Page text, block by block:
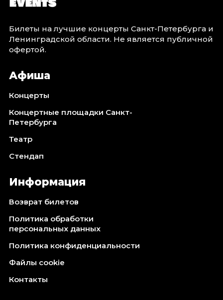
Билеты на лучшие концерты Санкт-Петербурга и
Ленинградской области. Не является публичной
офертой.
Афиша
Концерты
Концертные площадки Санкт-
Петербурга
Театр
Стендап
Информация
Возврат билетов
Политика обработки
персональных данных
Политика конфиденциальности
Файлы cookie
Контакты